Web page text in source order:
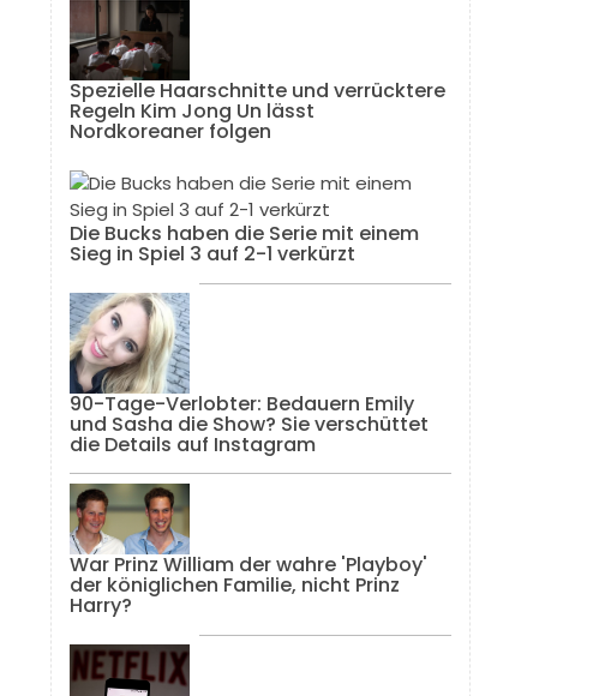
Spezielle Haarschnitte und verrücktere
Regeln Kim Jong Un lässt
Nordkoreaner folgen
Die Bucks haben die Serie mit einem
Sieg in Spiel 3 auf 2-1 verkürzt
90-Tage-Verlobter: Bedauern Emily
und Sasha die Show? Sie verschüttet
die Details auf Instagram
War Prinz William der wahre 'Playboy'
der königlichen Familie, nicht Prinz
Harry?